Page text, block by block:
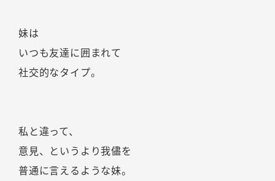
妹は
いつも友達に囲まれて
社交的なタイプ。
私と違って、
意見、というより我儘を
普通に言えるような妹。